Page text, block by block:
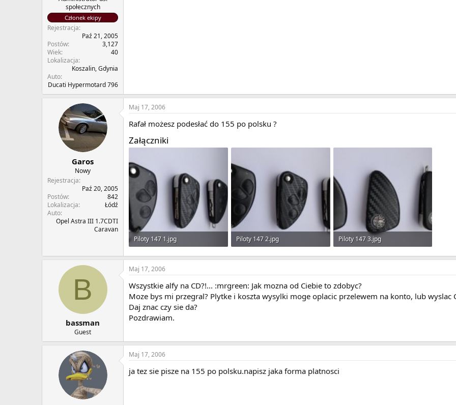
społecznych
Członek ekipy
Rejestracja
Paź 21, 2005
Postów
3,127
Wiek
40
Lokalizacja
Koszalin, Gdynia
Auto
Ducati Hypermotard 796
Garos
Nowy
Rejestracja
Paź 20, 2005
Postów
842
Lokalizacja
Łódź
Auto
Opel Astra III 1.7CDTI
Caravan
Maj 17, 2006
Rafał możesz podesłać do 155 po polsku ?
Załączniki
Piloty 147 1.jpg
74.2 KB · Wyświetleń: 7
Piloty 147 2.jpg
185.1 KB · Wyświetleń: 7
Piloty 147 3.jpg
209.4 KB · Wyświetleń: 10
B
bassman
Guest
Maj 17, 2006
Wszystkie alfy na CD?!... :mrgreen: Jak mozna od Ciebie to zdobyc?
Moze bys mi przegral? Plytke i koszta wysylki moge oplacic przelewem na konto, lub
Daj znac czy sie da?
Pozdrawiam.
Maj 17, 2006
ja tez sie pisze na 155 po polsku.napisz jaka forma platnosci